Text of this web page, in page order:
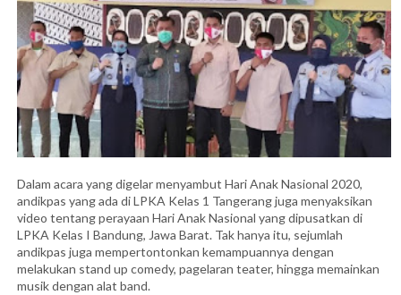
Dalam acara yang digelar menyambut Hari Anak Nasional 2020,
andikpas yang ada di LPKA Kelas 1 Tangerang juga menyaksikan
video tentang perayaan Hari Anak Nasional yang dipusatkan di
LPKA Kelas I Bandung, Jawa Barat. Tak hanya itu, sejumlah
andikpas juga mempertontonkan kemampuannya dengan
melakukan stand up comedy, pagelaran teater, hingga memainkan
musik dengan alat band.